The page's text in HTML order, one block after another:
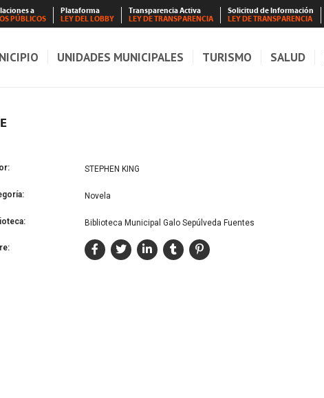
a
PÚBLICOS
Plataforma
LEY DEL LOBBY
Transparencia Activa
LEY DE TRANSPARENCIA
Solicitud de Información
LEY DE TRANSPARENCIA
UNIDADES MUNICIPALES TURISMO SALUD
STEPHEN KING
Novela
Biblioteca Municipal Galo Sepúlveda Fuentes